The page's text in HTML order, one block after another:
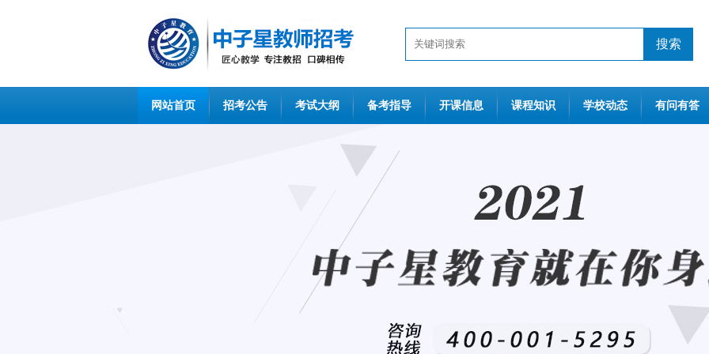
搜索
网站首页 招考公告 考试大纲 备考指导 开课信息 课程知识 学校动态 有问有答